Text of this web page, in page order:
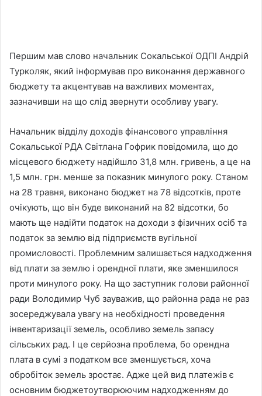
Першим мав слово начальник Сокальської ОДПІ Андрій
Турколяк, який інформував про виконання державного
бюджету та акцентував на важливих моментах,
зазначивши на що слід звернути особливу увагу.
Начальник відділу доходів фінансового управління
Сокальської РДА Світлана Гофрик повідомила, що до
місцевого бюджету надійшло 31,8 млн. гривень, а це на
1,5 млн. грн. менше за показник минулого року. Станом
на 28 травня, виконано бюджет на 78 відсотків, проте
очікують, що він буде виконаний на 82 відсотки, бо
мають ще надійти податок на доходи з фізичних осіб та
податок за землю від підприємств вугільної
промисловості. Проблемним залишається надходження
від плати за землю і орендної плати, яке зменшилося
проти минулого року. На що заступник голови районної
ради Володимир Чуб зауважив, що районна рада не раз
зосереджувала увагу на необхідності проведення
інвентаризації земель, особливо земель запасу
сільських рад. І це серйозна проблема, бо орендна
плата в сумі з податком все зменшується, хоча
обробіток земель зростає. Адже цей вид платежів є
основним бюджетоутворюючим надходженням до